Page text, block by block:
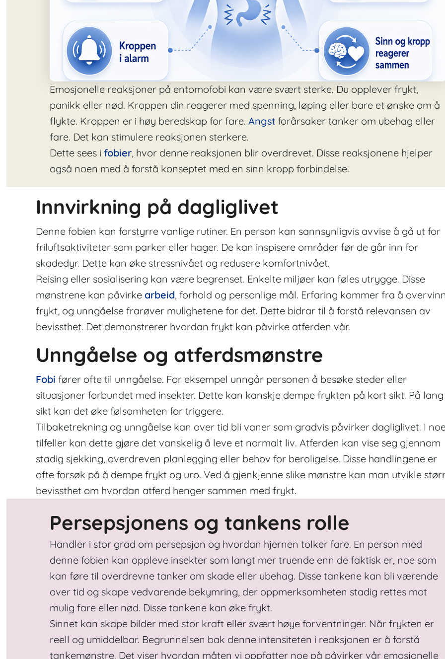
Emosjonelle reaksjoner på entomofobi kan være svært sterke. Du opplever frykt,
panikk eller nød. Kroppen din reagerer med spenning, løping eller bare et ønske om å
flykte. Kroppen er i høy beredskap for fare.Angst forårsaker tanker om ubehag eller
fare. Det kan stimulere reaksjonen sterkere.
Dette sees ifobier, hvor denne reaksjonen blir overdrevet. Disse reaksjonene hjelper
også noen med å forstå konseptet med en sinn kropp forbindelse.
Innvirkning på dagliglivet
Denne fobien kan forstyrre vanlige rutiner. En person kan sannsynligvis avvise å gå ut for
friluftsaktiviteter som parker eller hager. De kan inspisere områder før de går inn for
skadedyr. Dette kan øke stressnivået og redusere komfortnivået.
Reising eller sosialisering kan være begrenset. Enkelte miljøer kan føles utrygge. Disse
mønstrene kan påvirke arbeid, forhold og personlige mål. Erfaring kommer fra å
frykt, og unngåelse frarøver mulighetene for det. Dette bidrar til å forstå relevansen av
bevissthet. Det demonstrerer hvordan frykt kan påvirke atferden vår.
Unngåelse og atferdsmønstre
Fobi fører ofte til unngåelse. For eksempel unngår personen å besøke steder eller
situasjoner forbundet med insekter. Dette kan kanskje dempe frykten på kort sikt. På lang
sikt kan det øke følsomheten for triggere.
Tilbaketrekning og unngåelse kan over tid bli vaner som gradvis påvirker dagliglivet. I
tilfeller kan dette gjøre det vanskelig å leve et normalt liv. Atferden kan vise seg gjennom
stadig sjekking, overdreven planlegging eller behov for beroligelse. Disse handlingene er
ofte forsøk på å dempe frykt og uro. Ved å gjenkjenne slike mønstre kan man utvikle
bevissthet om hvordan atferd henger sammen med frykt.
Persepsjonens og tankens rolle
Handler i stor grad om persepsjon og hvordan hjernen tolker fare. En person med
denne fobien kan oppleve insekter som langt mer truende enn de faktisk er, noe som
kan føre til overdrevne tanker om skade eller ubehag. Disse tankene kan bli værende
over tid og skape vedvarende bekymring, der oppmerksomheten stadig rettes mot
mulig fare eller nød. Disse tankene kan øke frykt.
Sinnet kan skape bilder med stor kraft eller svært høye forventninger. Når frykten er
reell og umiddelbar. Begrunnelsen bak denne intensiteten i reaksjonen er å forstå
tankemønstre. Det viser hvordan måten vi oppfatter noe på påvirker vår emosjonelle